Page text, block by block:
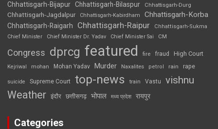
Chhattisgarh-Bijapur Chhattisgarh-Bilaspur Chhattisgarh-Durg
Chhattisgarh-Jagdalpur Chhattisgarh-Kabirdham Chhattisgarh-Korba
Chhattisgarh-Raigarh Chhattisgarh-Raipur
Chhattisgarh-Sukma
Chief Minister
Chief Minister Dr. Yadav Chief Minister Sai CM
Congress dprcg featured fire fraud High Court
Kejriwal mohan Mohan Yadav Murder Naxalites petrol rain rape
suicide Supreme Court top-news train Vastu vishnu
Weather इंदौर छत्तीसगढ़ भोपाल मध्य प्रदेश रायपुर
Categories